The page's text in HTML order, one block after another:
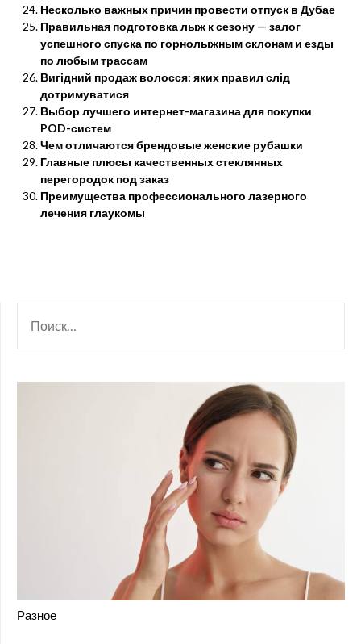
Несколько важных причин провести отпуск в Дубае
Правильная подготовка лыж к сезону — залог
успешного спуска по горнолыжным склонам и езды
по любым трассам
Вигідний продаж волосся: яких правил слід
дотримуватися
Выбор лучшего интернет-магазина для покупки
POD-систем
Чем отличаются брендовые женские рубашки
Главные плюсы качественных стеклянных
перегородок под заказ
Преимущества профессионального лазерного
лечения глаукомы
Разное